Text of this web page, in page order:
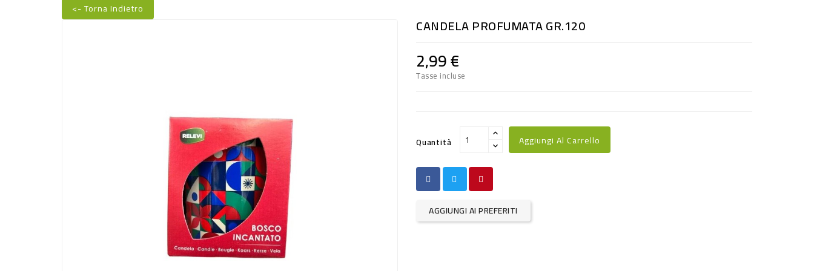
<- Torna Indietro
CANDELA PROFUMATA GR.120
2,99 €
Tasse incluse
Quantità Aggiungi Al Carrello
AGGIUNGI AI PREFERITI